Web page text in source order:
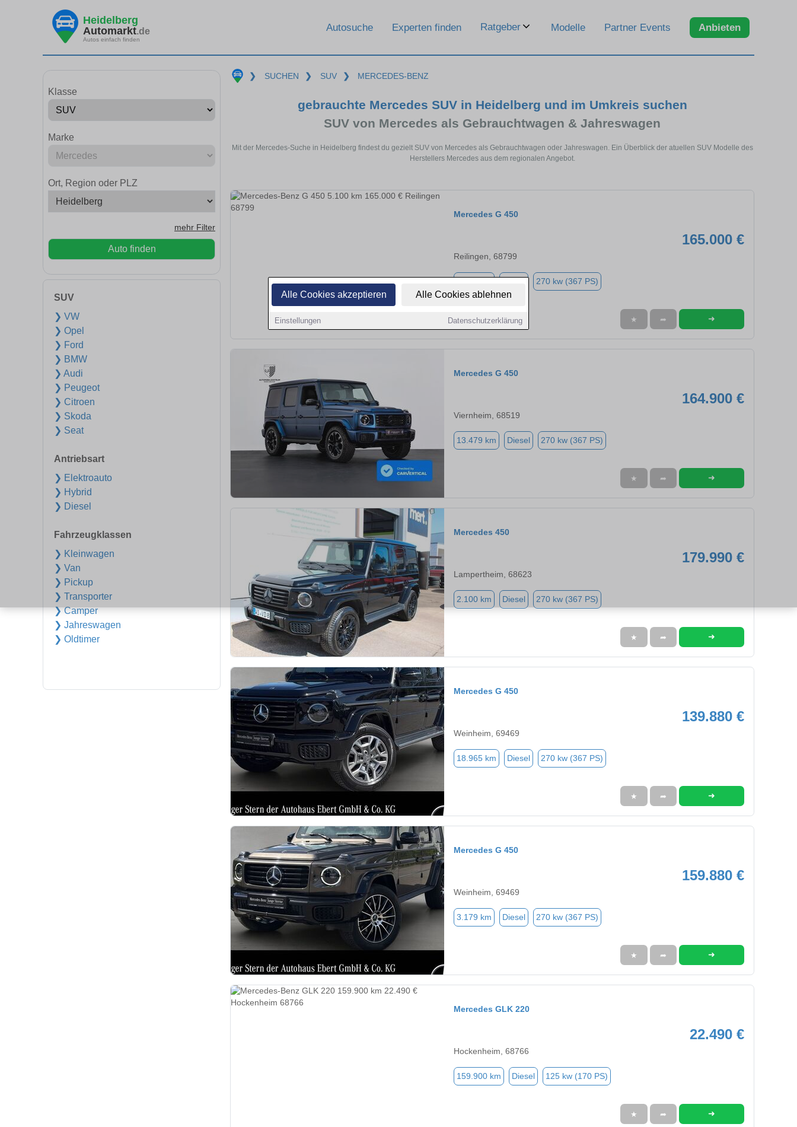
Alle Cookies akzeptieren Alle Cookies ablehnen
Einstellungen Datenschutzerklärung
Heidelberg
Automarkt.de
Autos einfach finden
Autosuche Experten finden Ratgeber Modelle Partner Events Anbieten
Klasse
Marke
Ort, Region oder PLZ
mehr Filter
Auto finden
SUV
❯ VW
❯ Opel
❯ Ford
❯ BMW
❯ Audi
❯ Peugeot
❯ Citroen
❯ Skoda
❯ Seat
Antriebsart
❯ Elektroauto
❯ Hybrid
❯ Diesel
Fahrzeugklassen
❯ Kleinwagen
❯ Van
❯ Pickup
❯ Transporter
❯ Camper
❯ Jahreswagen
❯ Oldtimer
❯ SUCHEN ❯ SUV ❯ MERCEDES-BENZ
gebrauchte Mercedes SUV in Heidelberg und im Umkreis suchen
SUV von Mercedes als Gebrauchtwagen & Jahreswagen
Mit der Mercedes-Suche in Heidelberg findest du gezielt SUV von Mercedes als Gebrauchtwagen oder Jahreswagen. Ein Überblick der atuellen SUV Modelle des
Herstellers Mercedes aus dem regionalen Angebot.
Mercedes G 450
165.000 €
Reilingen, 68799
270 kw (367 PS)
★ ➦ ➜
Mercedes G 450
164.900 €
Viernheim, 68519
13.479 km Diesel 270 kw (367 PS)
★ ➦ ➜
Mercedes 450
179.990 €
Lampertheim, 68623
2.100 km Diesel 270 kw (367 PS)
★ ➦ ➜
Mercedes G 450
139.880 €
Weinheim, 69469
18.965 km Diesel 270 kw (367 PS)
★ ➦ ➜
Mercedes G 450
159.880 €
Weinheim, 69469
3.179 km Diesel 270 kw (367 PS)
★ ➦ ➜
Mercedes GLK 220
22.490 €
Hockenheim, 68766
159.900 km Diesel 125 kw (170 PS)
★ ➦ ➜